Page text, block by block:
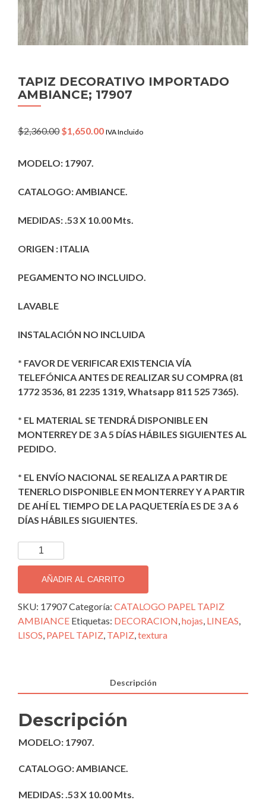
TAPIZ DECORATIVO IMPORTADO
AMBIANCE; 17907
$2,360.00 Original
$2,360.00.
$1,650.00Current
IVA Incluido
MODELO: 17907.
CATALOGO: AMBIANCE.
MEDIDAS: .53 X 10.00 Mts.
ORIGEN : ITALIA
PEGAMENTO NO INCLUIDO.
LAVABLE
INSTALACIÓN NO INCLUIDA
* FAVOR DE VERIFICAR EXISTENCIA VÍA
TELEFÓNICA ANTES DE REALIZAR SU COMPRA (81
1772 3536, 81 2235 1319, Whatsapp 811 525 7365).
* EL MATERIAL SE TENDRÁ DISPONIBLE EN
MONTERREY DE 3 A 5 DÍAS HÁBILES SIGUIENTES AL
PEDIDO.
* EL ENVÍO NACIONAL SE REALIZA A PARTIR DE
TENERLO DISPONIBLE EN MONTERREY Y A PARTIR
DE AHÍ EL TIEMPO DE LA PAQUETERÍA ES DE 3 A 6
DÍAS HÁBILES SIGUIENTES.
TAPIZ
DECORATIVO
IMPORTADO
AMBIANCE;
17907
cantidad
AÑADIR AL CARRITO
SKU: 17907Categoría: CATALOGO PAPEL TAPIZ
AMBIANCE Etiquetas: DECORACION,hojas, LINEAS,
LISOS, PAPEL TAPIZ, TAPIZ,textura
Descripción
Descripción
MODELO: 17907.
CATALOGO: AMBIANCE.
MEDIDAS: .53 X 10.00 Mts.